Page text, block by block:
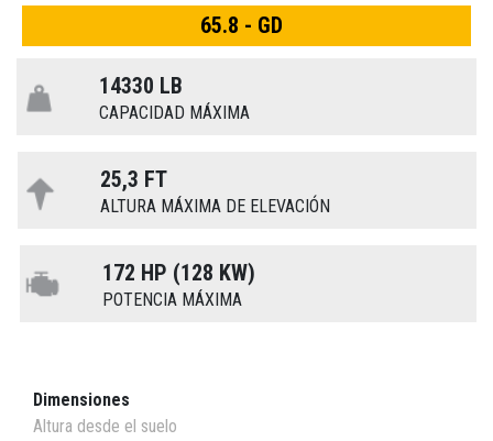
65.8 - GD
14330 LB
CAPACIDAD MÁXIMA
25,3 FT
ALTURA MÁXIMA DE ELEVACIÓN
172 HP (128 KW)
POTENCIA MÁXIMA
Dimensiones
Altura desde el suelo